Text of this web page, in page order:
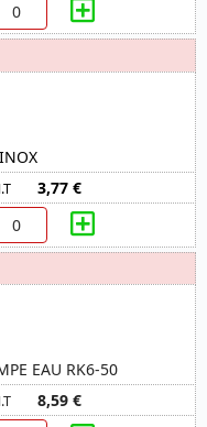
3,77 €
EAU RK6-50
8,59 €